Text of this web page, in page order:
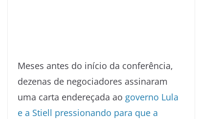
Meses antes do início da conferência,
dezenas de negociadores assinaram
uma carta endereçada ao governo Lula
e a Stiell pressionando para que a